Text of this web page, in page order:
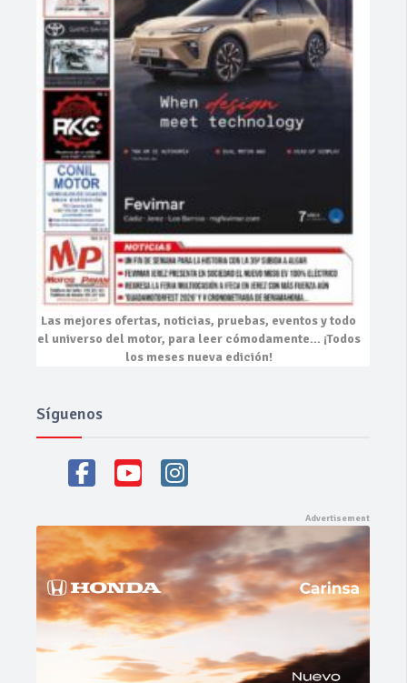
Las mejores ofertas, noticias, pruebas, eventosy todo
el universo del motor, para leer cómodamente… ¡Todos
los meses nueva edición!
Síguenos